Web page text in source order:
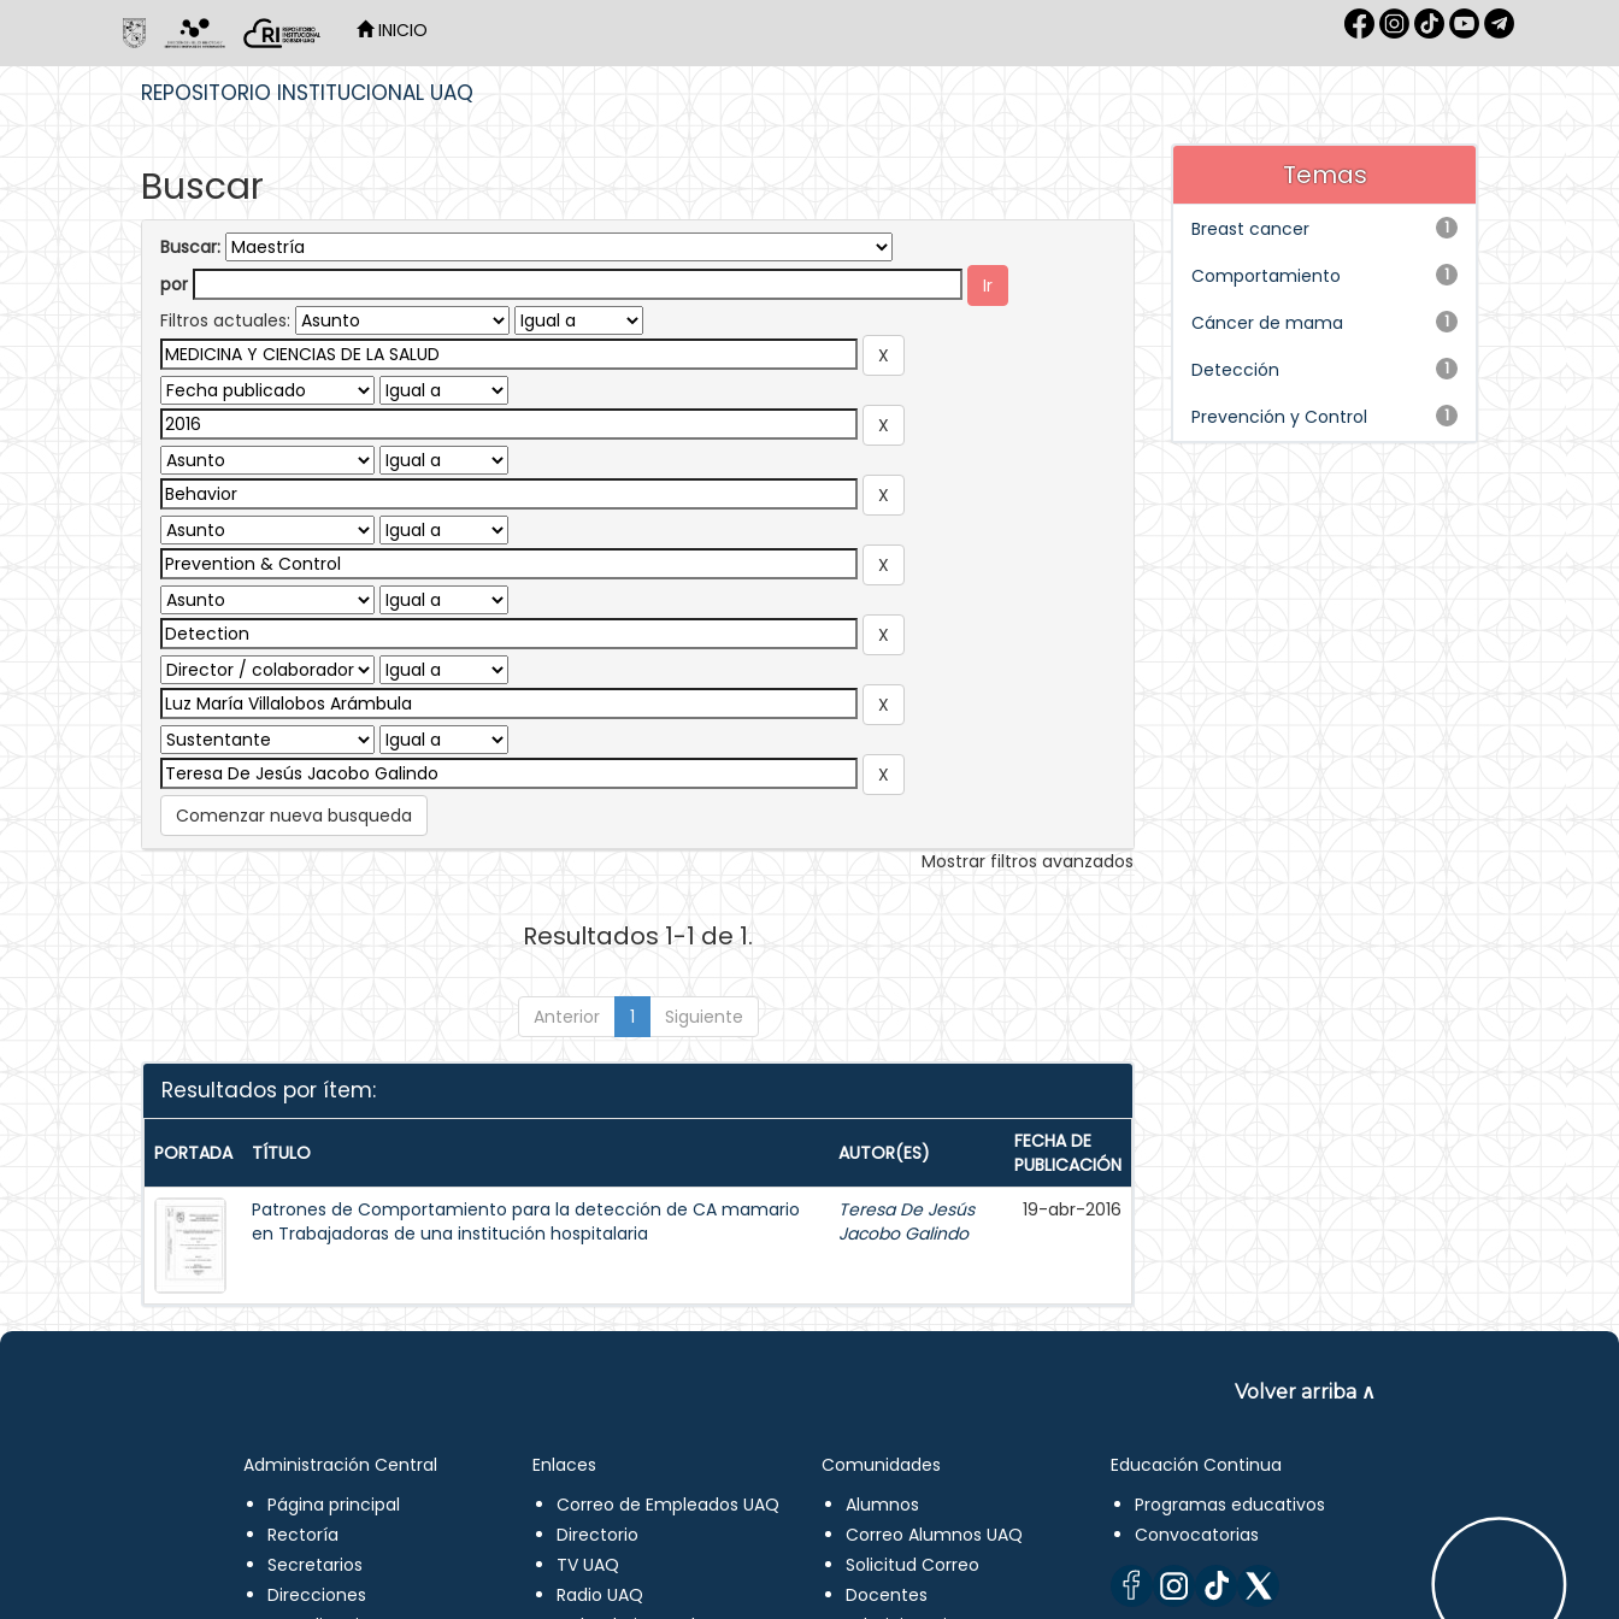
INICIO
REPOSITORIO INSTITUCIONAL UAQ
Buscar
Buscar:
por
Filtros actuales:
Comenzar nueva busqueda
Mostrar filtros avanzados
Resultados 1-1 de 1.
Anterior 1 Siguiente
Resultados por ítem:
PORTADA TÍTULO AUTOR(ES)
FECHA DE
PUBLICACIÓN
Patrones de Comportamiento para la detección de CA mamario
en Trabajadoras de una institución hospitalaria
Teresa De Jesús
Jacobo Galindo
19-abr-2016
Temas
1
Breast cancer
1
Comportamiento
1
Cáncer de mama
1
Detección
1
Prevención y Control
Volver arriba ∧
Administración Central
Página principal
Rectoría
Secretarios
Direcciones
Enlaces
Correo de Empleados UAQ
Directorio
TV UAQ
Radio UAQ
Comunidades
Alumnos
Correo Alumnos UAQ
Solicitud Correo
Docentes
Educación Continua
Programas educativos
Convocatorias